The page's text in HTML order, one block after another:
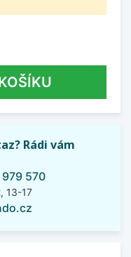
Rádi vám
570
13-17